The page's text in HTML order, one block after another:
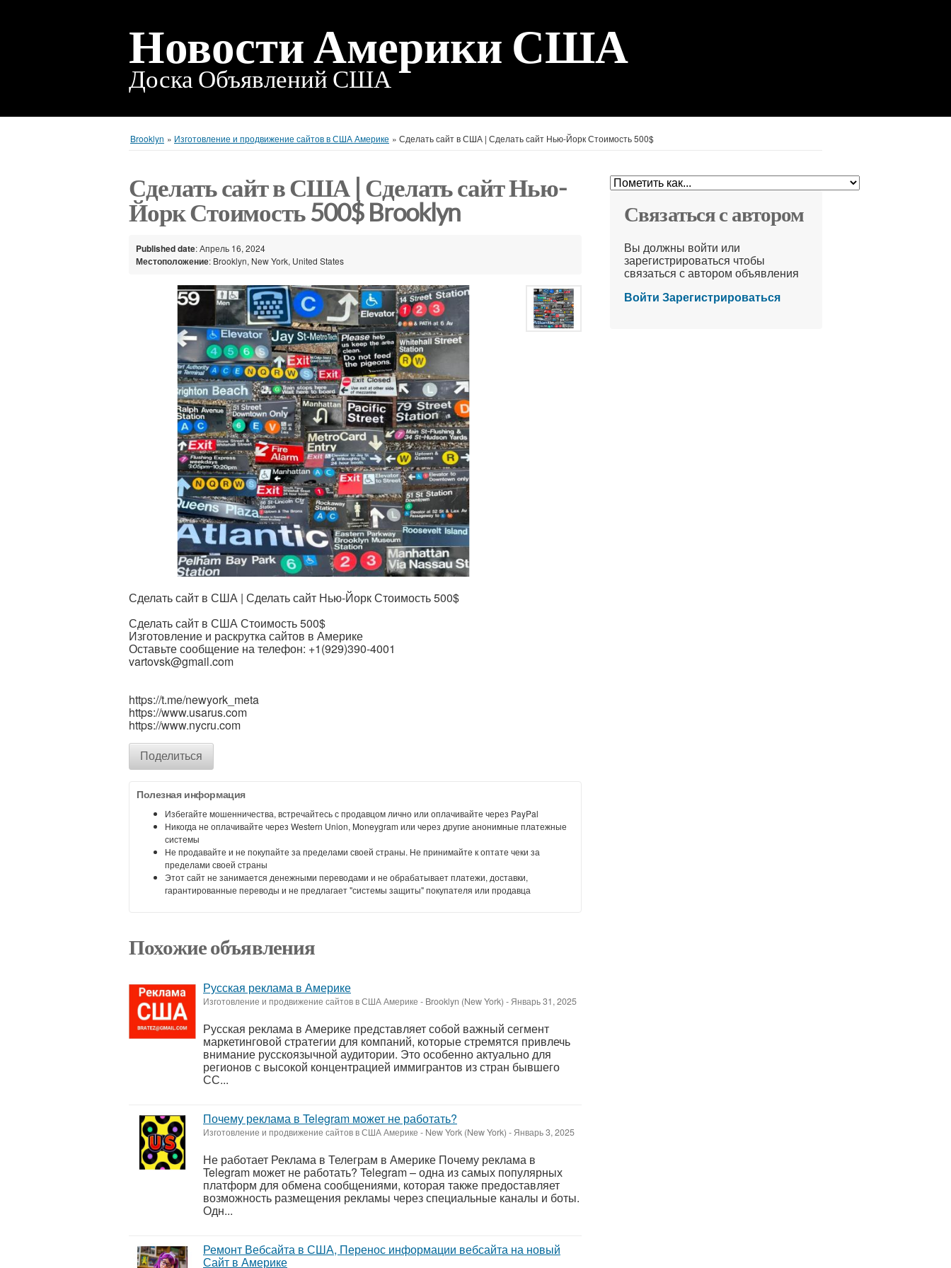
Новости Америки США
Доска Объявлений США
Brooklyn » Изготовление и продвижение сайтов в США Америке » Сделать сайт в США | Сделать сайт Нью-Йорк Стоимость 500$
Сделать сайт в США | Сделать сайт Нью-
Йорк Стоимость 500$ Brooklyn
Published date: Апрель 16, 2024
Местоположение: Brooklyn, New York, United States
Сделать сайт в США | Сделать сайт Нью-Йорк Стоимость 500$
Сделать сайт в США Стоимость 500$
Изготовление и раскрутка сайтов в Америке
Оставьте сообщение на телефон: +1(929)390-4001
vartovsk@gmail.com
https://t.me/newyork_meta
https://www.usarus.com
https://www.nycru.com
Поделиться
Полезная информация
Избегайте мошенничества, встречайтесь с продавцом лично или оплачивайте через PayPal
Никогда не оплачивайте через Western Union, Moneygram или через другие анонимные платежные
системы
Не продавайте и не покупайте за пределами своей страны. Не принимайте к оптате чеки за
пределами своей страны
Этот сайт не занимается денежными переводами и не обрабатывает платежи, доставки,
гарантированные переводы и не предлагает "системы защиты" покупателя или продавца
Похожие объявления
Русская реклама в Америке
Изготовление и продвижение сайтов в США Америке - Brooklyn (New York) -Январь 31, 2025
Русская реклама в Америке представляет собой важный сегмент
маркетинговой стратегии для компаний, которые стремятся привлечь
внимание русскоязычной аудитории. Это особенно актуально для
регионов с высокой концентрацией иммигрантов из стран бывшего
СС...
Почему реклама в Telegram может не работать?
Изготовление и продвижение сайтов в США Америке - New York (New York) -Январь 3, 2025
Не работает Реклама в Телеграм в Америке Почему реклама в
Telegram может не работать? Telegram – одна из самых популярных
платформ для обмена сообщениями, которая также предоставляет
возможность размещения рекламы через специальные каналы и боты.
Одн...
Ремонт Вебсайта в США, Перенос информации вебсайта на новый
Сайт в Америке
Связаться с автором
Вы должны войти или
зарегистрироваться чтобы
связаться с автором объявления
Войти Зарегистрироваться